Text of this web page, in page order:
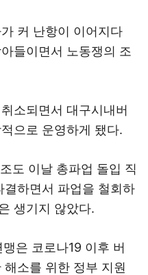
커 난항이 이어지다
들이면서 노동쟁의 조
소되면서 대구시내버
으로 운영하게 됐다.
도 이날 총파업 돌입 직
하면서 파업을 철회하
생기지 않았다.
은 코로나19 이후 버
소를 위한 정부 지원